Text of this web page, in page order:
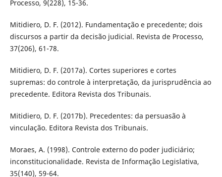
Processo, 9(228), 15-36.
Mitidiero, D. F. (2012). Fundamentação e precedente; dois
discursos a partir da decisão judicial. Revista de Processo,
37(206), 61-78.
Mitidiero, D. F. (2017a). Cortes superiores e cortes
supremas: do controle à interpretação, da jurisprudência ao
precedente. Editora Revista dos Tribunais.
Mitidiero, D. F. (2017b). Precedentes: da persuasão à
vinculação. Editora Revista dos Tribunais.
Moraes, A. (1998). Controle externo do poder judiciário;
inconstitucionalidade. Revista de Informação Legislativa,
35(140), 59-64.